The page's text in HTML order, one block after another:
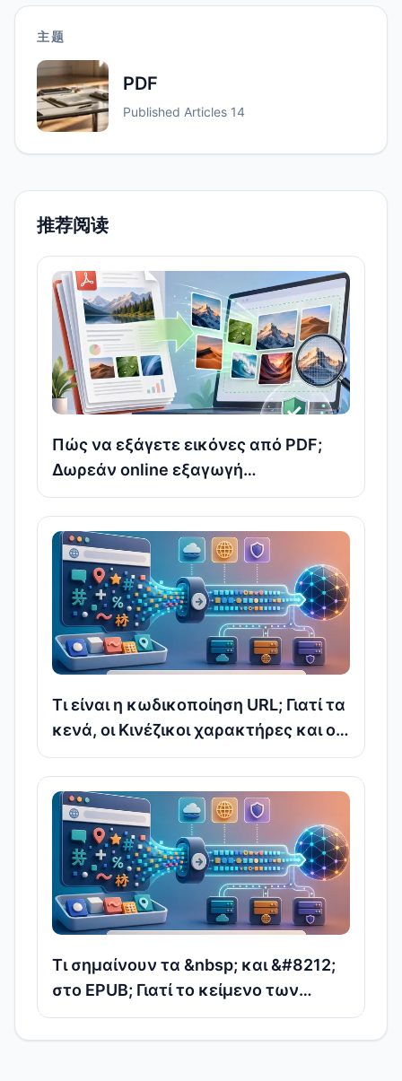
主题
PDF
Published Articles 14
推荐阅读
Πώς να εξάγετε εικόνες από PDF;
Δωρεάν online εξαγωγή
πρωτότυπων εικόνων υψηλής
ανάλυσης χωρίς να χρειάζεται να
ανεβάσετε αρχεία
Τι είναι η κωδικοποίηση URL; Γιατί τα
κενά, οι Κινέζικοι χαρακτήρες και οι
ειδικοί χαρακτήρες πρέπει να
αποφεύγονται με αποδράμεις
Τι σημαίνουν τα &nbsp; και &#8212;
στο EPUB; Γιατί το κείμενο των
ηλεκτρονικών βιβλίων περιέχει
οντότητες HTML